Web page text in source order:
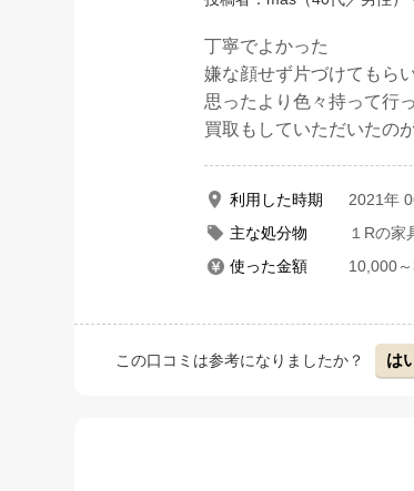
丁寧でよかった
嫌な顔せず片づけてもら
思ったより色々持って行
買取もしていただいたの
利用した時期
2021年
主な処分物
１Rの家
使った金額
10,000
この口コミは参考になりましたか？ は